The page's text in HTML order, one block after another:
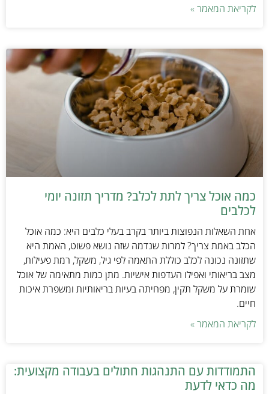
לקריאת המאמר »
כמה אוכל צריך לתת לכלב? מדריך תזונה יומי
לכלבים
אחת השאלות הנפוצות ביותר בקרב בעלי כלבים היא: כמה אוכל
הכלב באמת צריך? למרות שנדמה שזה נושא פשוט, האמת היא
שתזונה נכונה לכלב כוללת התאמה לפי גיל, משקל, רמת פעילות,
מצב בריאותי ואפילו העדפות אישיות. מתן כמות מתאימה של אוכל
שומרת על משקל תקין, מפחיתה בעיות בריאותיות ומשפרת איכות
חיים.
לקריאת המאמר »
התמודדות עם התנהגות חתולים בעבודה מקצועית:
מה כדאי לדעת